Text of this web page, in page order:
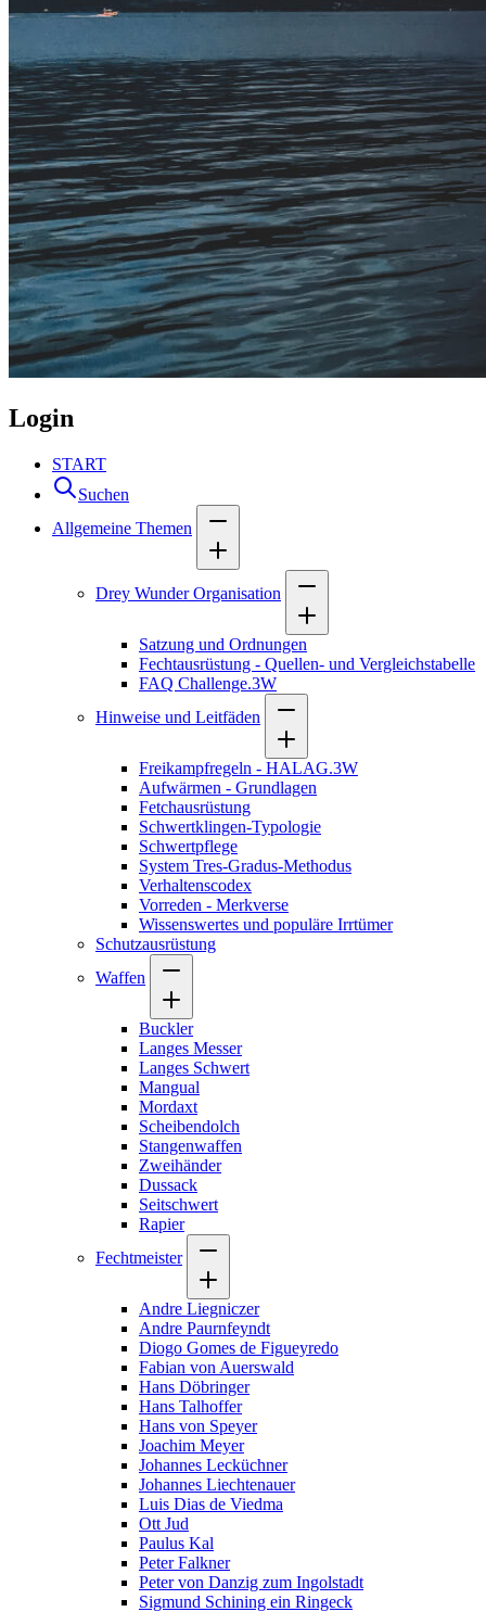
Login
START
Suchen
Allgemeine Themen
Drey Wunder Organisation
Satzung und Ordnungen
Fechtausrüstung - Quellen- und Vergleichstabelle
FAQ Challenge.3W
Hinweise und Leitfäden
Freikampfregeln - HALAG.3W
Aufwärmen - Grundlagen
Fetchausrüstung
Schwertklingen-Typologie
Schwertpflege
System Tres-Gradus-Methodus
Verhaltenscodex
Vorreden - Merkverse
Wissenswertes und populäre Irrtümer
Schutzausrüstung
Waffen
Buckler
Langes Messer
Langes Schwert
Mangual
Mordaxt
Scheibendolch
Stangenwaffen
Zweihänder
Dussack
Seitschwert
Rapier
Fechtmeister
Andre Liegniczer
Andre Paurnfeyndt
Diogo Gomes de Figueyredo
Fabian von Auerswald
Hans Döbringer
Hans Talhoffer
Hans von Speyer
Joachim Meyer
Johannes Lecküchner
Johannes Liechtenauer
Luis Dias de Viedma
Ott Jud
Paulus Kal
Peter Falkner
Peter von Danzig zum Ingolstadt
Sigmund Schining ein Ringeck